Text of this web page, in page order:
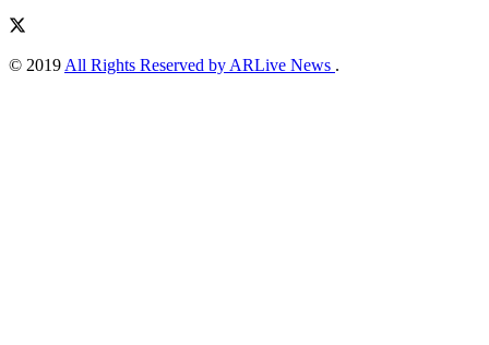
© 2019 All Rights Reserved by ARLive News .